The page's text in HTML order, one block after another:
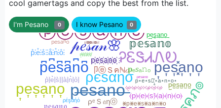
cool gamertags and copy the best from the list.
I'm Pesano 0 I know Pesano 0